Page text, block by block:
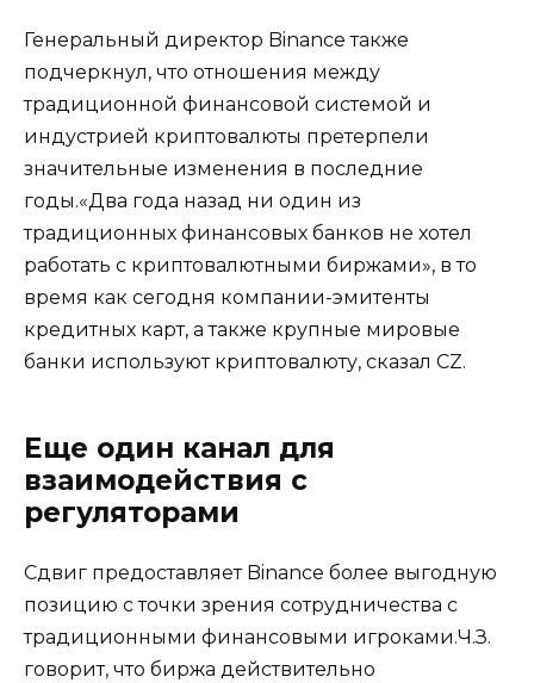
Генеральный директор Binance также
подчеркнул, что отношения между
традиционной финансовой системой и
индустрией криптовалюты претерпели
значительные изменения в последние
годы.«Два года назад ни один из
традиционных финансовых банков не хотел
работать с криптовалютными биржами», в то
время как сегодня компании-эмитенты
кредитных карт, а также крупные мировые
банки используют криптовалюту, сказал CZ.
Еще один канал для
взаимодействия с
регуляторами
Сдвиг предоставляет Binance более выгодную
позицию с точки зрения сотрудничества с
традиционными финансовыми игроками.Ч.З.
говорит, что биржа действительно